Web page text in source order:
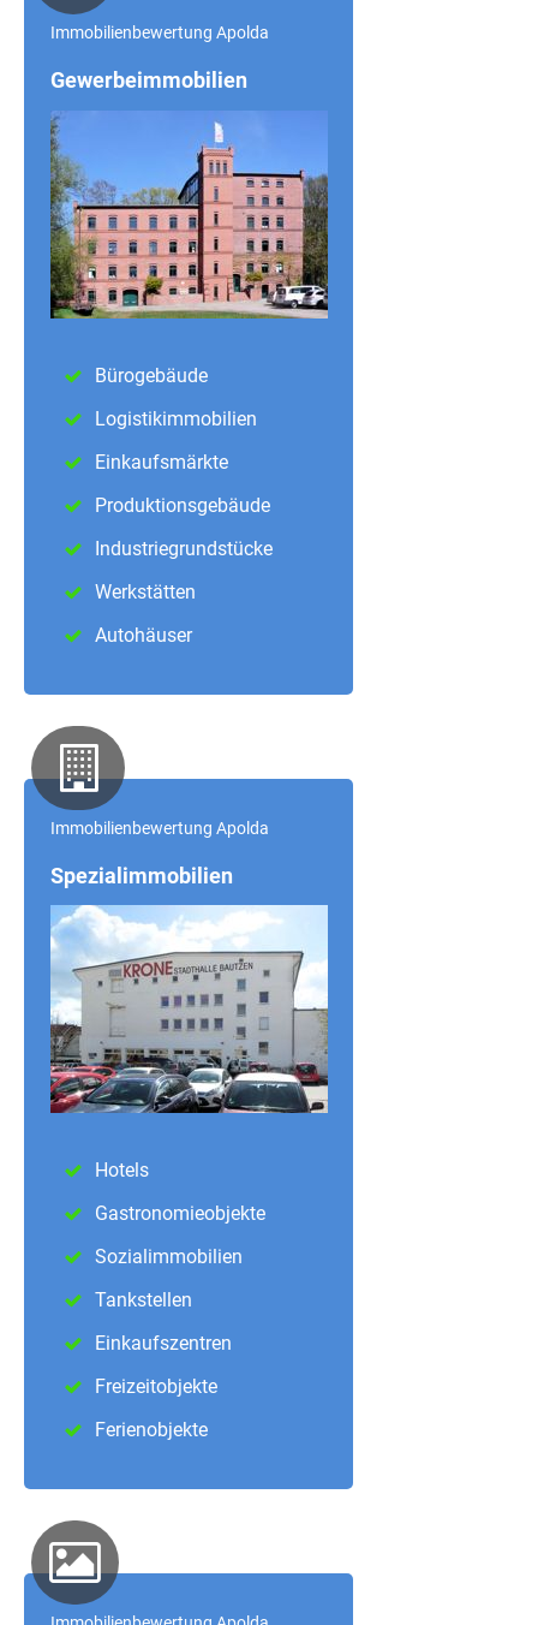
Immobilienbewertung Apolda
Gewerbeimmobilien
Bürogebäude
Logistikimmobilien
Einkaufsmärkte
Produktionsgebäude
Industriegrundstücke
Werkstätten
Autohäuser
Immobilienbewertung Apolda
Spezialimmobilien
Hotels
Gastronomieobjekte
Sozialimmobilien
Tankstellen
Einkaufszentren
Freizeitobjekte
Ferienobjekte